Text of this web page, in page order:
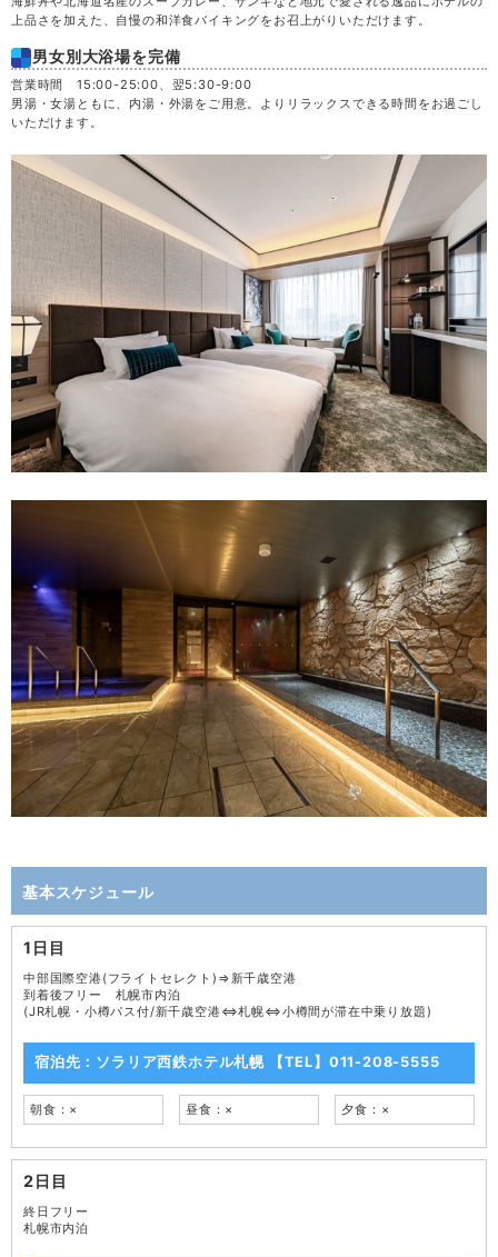
上品さを加えた、自慢の和洋食バイキングをお召上がりいただけます。
男女別大浴場を完備
営業時間 15:00-25:00、翌5:30-9:00
男湯・女湯ともに、内湯・外湯をご用意。よりリラックスできる時間をお過ごし
いただけます。
基本スケジュール
1日目
中部国際空港(フライトセレクト)⇒新千歳空港
到着後フリー 札幌市内泊
(JR札幌・小樽パス付/新千歳空港⇔札幌⇔小樽間が滞在中乗り放題)
宿泊先：ソラリア西鉄ホテル札幌 【TEL】011-208-5555
朝食：× 昼食：× 夕食：×
2日目
終日フリー
札幌市内泊